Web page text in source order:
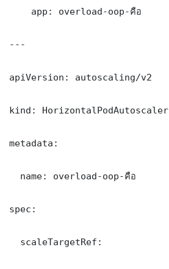
    app: overload-oop-คือ
---
apiVersion: autoscaling/v2
kind: HorizontalPodAutoscaler
metadata:
  name: overload-oop-คือ
spec:
  scaleTargetRef: